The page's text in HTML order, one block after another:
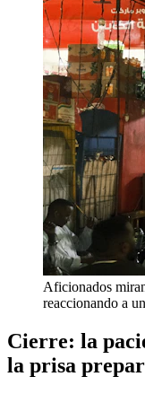
Aficionados
reaccionando a
Cierre: la
la prisa